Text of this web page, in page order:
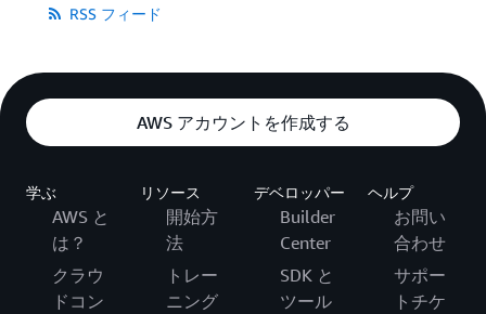
RSS フィード
AWS アカウントを作成する
学ぶ
AWS と
は？
クラウ
ドコン
リソース
開始方
法
トレー
ニング
デベロッパー
Builder
Center
SDK と
ツール
ヘルプ
お問い
合わせ
サポー
トチケ